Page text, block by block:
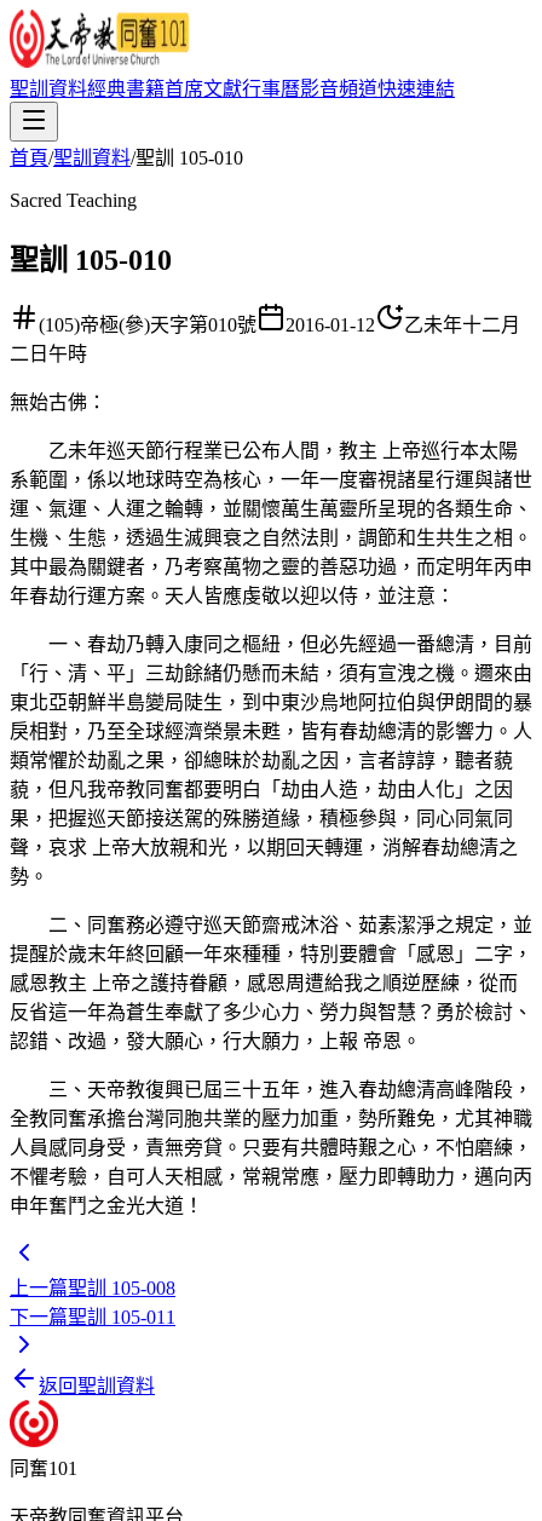
聖訓資料經典書籍首席文獻行事曆影音頻道快速連結
首頁/聖訓資料/聖訓 105-010
Sacred Teaching
聖訓 105-010
(105)帝極(參)天字第010號 2016-01-12
乙未年十二月
二日午時
無始古佛 ：
乙未年巡天節行程業已公布人間，教主 上帝巡行本太陽
系範圍，係以地球時空為核心，一年一度審視諸星行運與諸世
運、氣運、人運之輪轉，並關懷萬生萬靈所呈現的各類生命、
生機、生態，透過生滅興衰之自然法則，調節和生共生之相。
其中最為關鍵者，乃考察萬物之靈的善惡功過，而定明年丙申
年春劫行運方案。天人皆應虔敬以迎以侍，並注意：
一、春劫乃轉入康同之樞紐，但必先經過一番總清，目前
「行、清、平」三劫餘緒仍懸而未結，須有宣洩之機。邇來由
東北亞朝鮮半島變局陡生，到中東沙烏地阿拉伯與伊朗間的暴
戾相對，乃至全球經濟榮景未甦，皆有春劫總清的影響力。人
類常懼於劫亂之果，卻總昧於劫亂之因，言者諄諄，聽者藐
藐，但凡我帝教同奮都要明白「劫由人造，劫由人化」之因
果，把握巡天節接送駕的殊勝道緣，積極參與，同心同氣同
聲，哀求 上帝大放親和光，以期回天轉運，消解春劫總清之
勢。
二、同奮務必遵守巡天節齋戒沐浴、茹素潔淨之規定，並
提醒於歲末年終回顧一年來種種，特別要體會「感恩」二字，
感恩教主 上帝之護持眷顧，感恩周遭給我之順逆歷練，從而
反省這一年為蒼生奉獻了多少心力、勞力與智慧？勇於檢討、
認錯、改過，發大願心，行大願力，上報 帝恩。
三、天帝教復興已屆三十五年，進入春劫總清高峰階段，
全教同奮承擔台灣同胞共業的壓力加重，勢所難免，尤其神職
人員感同身受，責無旁貸。只要有共體時艱之心，不怕磨練，
不懼考驗，自可人天相感，常親常應，壓力即轉助力，邁向丙
申年奮鬥之金光大道！
上一篇聖訓 105-008
下一篇聖訓 105-011
返回聖訓資料
同奮101
天帝教同奮資訊平台